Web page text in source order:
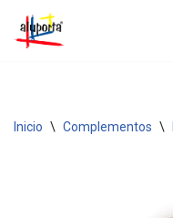
Saltar
Inicio \ Complementos \